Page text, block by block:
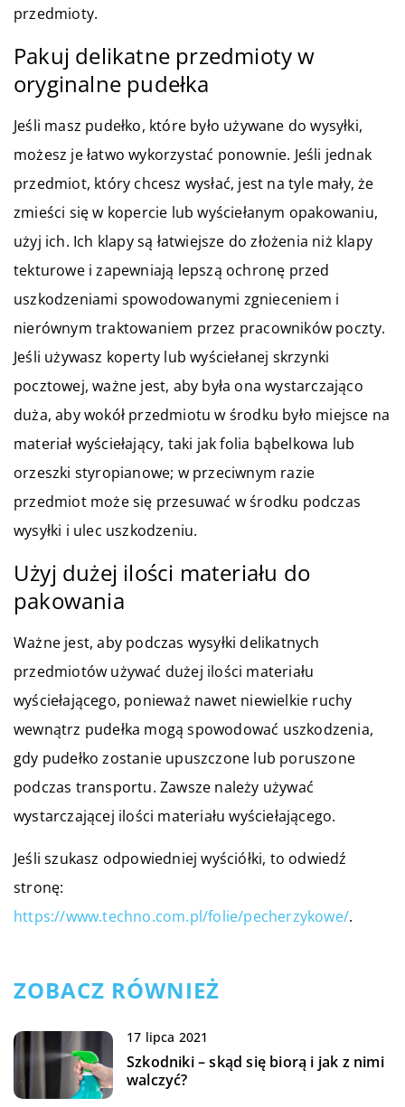
przedmioty.
Pakuj delikatne przedmioty w
oryginalne pudełka
Jeśli masz pudełko, które było używane do wysyłki,
możesz je łatwo wykorzystać ponownie. Jeśli jednak
przedmiot, który chcesz wysłać, jest na tyle mały, że
zmieści się w kopercie lub wyściełanym opakowaniu,
użyj ich. Ich klapy są łatwiejsze do złożenia niż klapy
tekturowe i zapewniają lepszą ochronę przed
uszkodzeniami spowodowanymi zgnieceniem i
nierównym traktowaniem przez pracowników poczty.
Jeśli używasz koperty lub wyściełanej skrzynki
pocztowej, ważne jest, aby była ona wystarczająco
duża, aby wokół przedmiotu w środku było miejsce na
materiał wyściełający, taki jak folia bąbelkowa lub
orzeszki styropianowe; w przeciwnym razie
przedmiot może się przesuwać w środku podczas
wysyłki i ulec uszkodzeniu.
Użyj dużej ilości materiału do
pakowania
Ważne jest, aby podczas wysyłki delikatnych
przedmiotów używać dużej ilości materiału
wyściełającego, ponieważ nawet niewielkie ruchy
wewnątrz pudełka mogą spowodować uszkodzenia,
gdy pudełko zostanie upuszczone lub poruszone
podczas transportu. Zawsze należy używać
wystarczającej ilości materiału wyściełającego.
Jeśli szukasz odpowiedniej wyściółki, to odwiedź
stronę:
https://www.techno.com.pl/folie/pecherzykowe/.
ZOBACZ RÓWNIEŻ
17 lipca 2021
Szkodniki – skąd się biorą i jak z nimi
walczyć?